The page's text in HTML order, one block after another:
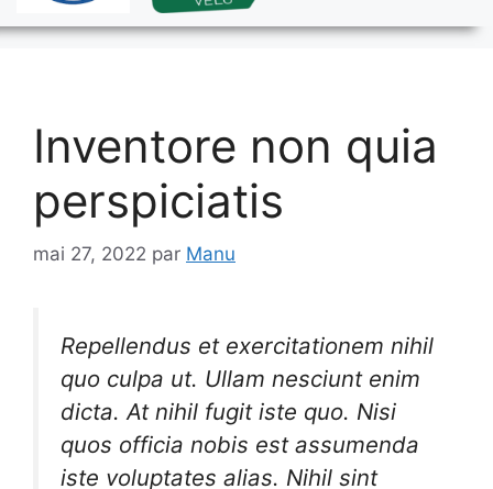
Inventore non quia
perspiciatis
mai 27, 2022 par Manu
Repellendus et exercitationem nihil
quo culpa ut. Ullam nesciunt enim
dicta. At nihil fugit iste quo. Nisi
quos officia nobis est assumenda
iste voluptates alias. Nihil sint